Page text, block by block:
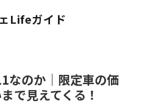
Lifeガイド
なのか｜限定車の価
で見えてくる！